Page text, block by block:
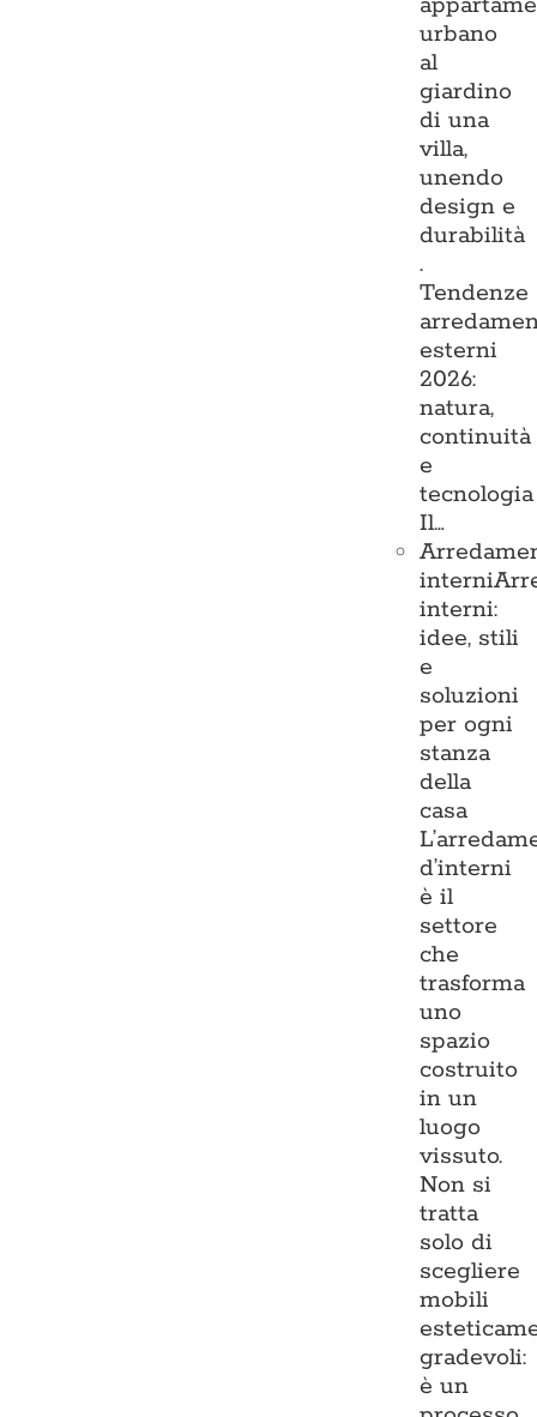
urbano
al
giardino
di una
villa,
unendo
design e
durabilità
.
Tendenze
esterni
2026:
natura,
continuità
e
tecnologia
Il…
interni
interni:
idee, stili
e
soluzioni
per ogni
stanza
della
casa
d’interni
è il
settore
che
trasforma
uno
spazio
costruito
in un
luogo
vissuto.
Non si
tratta
solo di
scegliere
mobili
gradevoli:
è un